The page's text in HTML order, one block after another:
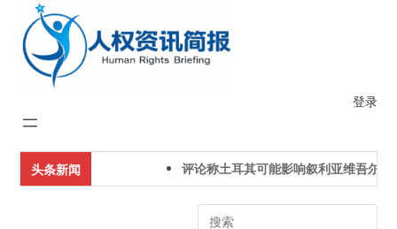
content
登录
头条新闻 评论称土耳其可能影响叙利亚维吾尔人
Search